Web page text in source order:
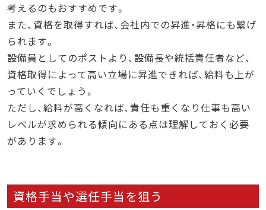
考えるのもおすすめです。
また、資格を取得すれば、会社内での昇進・昇格にも繋げ
られます。
設備員としてのポストより、設備長や統括責任者など、
資格取得によって高い立場に昇進できれば、給料も上が
っていくでしょう。
ただし、給料が高くなれば、責任も重くなり仕事も高い
レベルが求められる傾向にある点は理解しておく必要
があります。
資格手当や選任手当を狙う